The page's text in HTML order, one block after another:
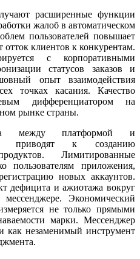
расширенные функции
жалоб в автоматическом
пользователей повышает
отток клиентов к конкурентам.
с корпоративными
статусов заказов и
опыт взаимодействия
точках касания. Качество
дифференциатором на
рынке страны.
между платформой и
приводят к созданию
Лимитированные
пользователям приложения,
новых аккаунтов.
дефицита и ажиотажа вокруг
Экономический
не только прямыми
марки. Мессенджер
как незаменимый инструмент